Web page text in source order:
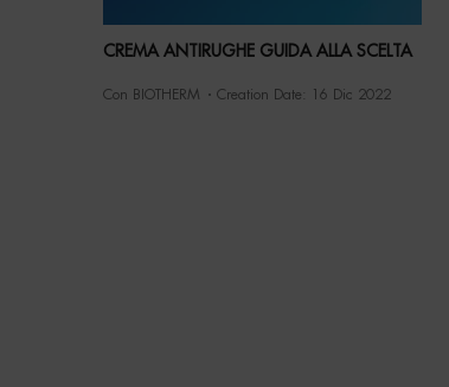
CREMA ANTIRUGHE GUIDA ALLA SCELTA
Con BIOTHERM Creation Date: 16 Dic 2022